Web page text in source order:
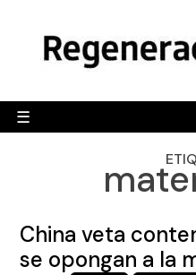
content
☰
China veta
se opongan a la